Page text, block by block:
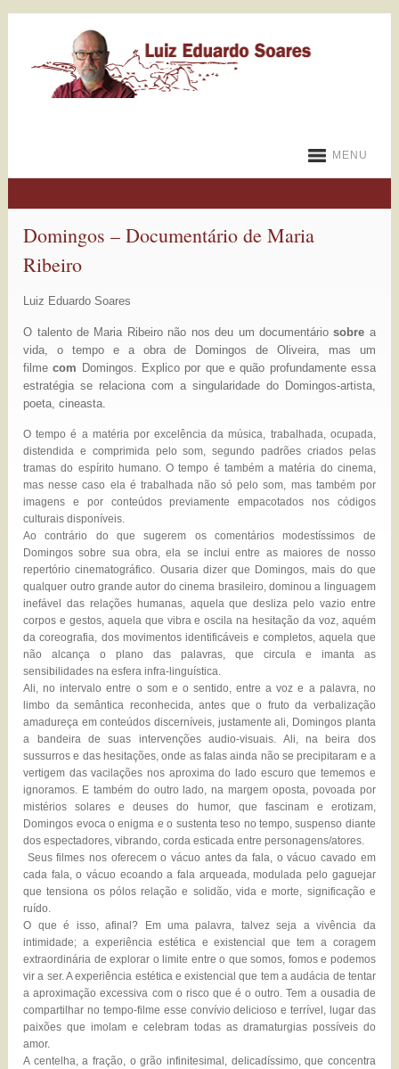
MENU
Domingos – Documentário de Maria
Ribeiro
Luiz Eduardo Soares
O talento de Maria Ribeiro não nos deu um documentáriosobre a
vida, o tempo e a obra de Domingos de Oliveira, mas um
filmecom Domingos. Explico por que e quão profundamente essa
estratégia se relaciona com a singularidade do Domingos-artista,
poeta, cineasta.
O tempo é a matéria por excelência da música, trabalhada, ocupada,
distendida e comprimida pelo som, segundo padrões criados pelas
tramas do espírito humano. O tempo é também a matéria do cinema,
mas nesse caso ela é trabalhada não só pelo som, mas também por
imagens e por conteúdos previamente empacotados nos códigos
culturais disponíveis.
Ao contrário do que sugerem os comentários modestíssimos de
Domingos sobre sua obra, ela se inclui entre as maiores de nosso
repertório cinematográfico. Ousaria dizer que Domingos, mais do que
qualquer outro grande autor do cinema brasileiro, dominou a linguagem
inefável das relações humanas, aquela que desliza pelo vazio entre
corpos e gestos, aquela que vibra e oscila na hesitação da voz, aquém
da coreografia, dos movimentos identificáveis e completos, aquela que
não alcança o plano das palavras, que circula e imanta as
sensibilidades na esfera infra-linguística.
Ali, no intervalo entre o som e o sentido, entre a voz e a palavra, no
limbo da semântica reconhecida, antes que o fruto da verbalização
amadureça em conteúdos discerníveis, justamente ali, Domingos planta
a bandeira de suas intervenções audio-visuais. Ali, na beira dos
sussurros e das hesitações, onde as falas ainda não se precipitaram e a
vertigem das vacilações nos aproxima do lado escuro que tememos e
ignoramos. E também do outro lado, na margem oposta, povoada por
mistérios solares e deuses do humor, que fascinam e erotizam,
Domingos evoca o enigma e o sustenta teso no tempo, suspenso diante
dos espectadores, vibrando, corda esticada entre personagens/atores.
Seus filmes nos oferecem o vácuo antes da fala, o vácuo cavado em
cada fala, o vácuo ecoando a fala arqueada, modulada pelo gaguejar
que tensiona os pólos relação e solidão, vida e morte, significação e
ruído.
O que é isso, afinal? Em uma palavra, talvez seja a vivência da
intimidade; a experiência estética e existencial que tem a coragem
extraordinária de explorar o limite entre o que somos, fomos e podemos
vir a ser. A experiência estética e existencial que tem a audácia de tentar
a aproximação excessiva com o risco que é o outro. Tem a ousadia de
compartilhar no tempo-filme esse convívio delicioso e terrível, lugar das
paixões que imolam e celebram todas as dramaturgias possíveis do
amor.
A centelha, a fração, o grão infinitesimal, delicadíssimo, que concentra